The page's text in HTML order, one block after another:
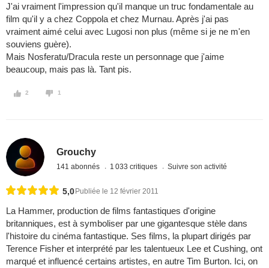
J'ai vraiment l'impression qu'il manque un truc fondamentale au
film qu'il y a chez Coppola et chez Murnau. Après j'ai pas
vraiment aimé celui avec Lugosi non plus (même si je ne m'en
souviens guère).
Mais Nosferatu/Dracula reste un personnage que j'aime
beaucoup, mais pas là. Tant pis.
2 1
Grouchy
141 abonnés 1 033 critiques Suivre son activité
5,0 Publiée le 12 février 2011
La Hammer, production de films fantastiques d'origine
britanniques, est à symboliser par une gigantesque stèle dans
l'histoire du cinéma fantastique. Ses films, la plupart dirigés par
Terence Fisher et interprété par les talentueux Lee et Cushing, ont
marqué et influencé certains artistes, en autre Tim Burton. Ici, on